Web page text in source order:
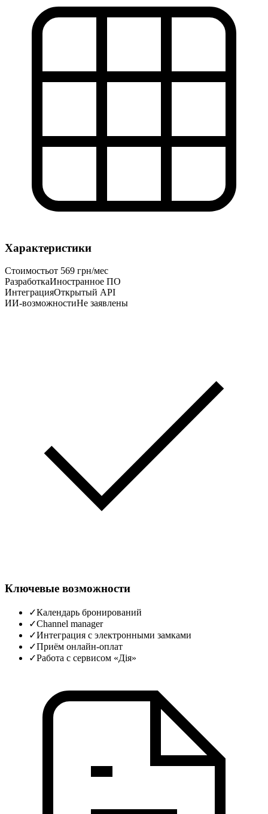
Характеристики
Стоимостьот 569 грн/мес
РазработкаИностранное ПО
ИнтеграцияОткрытый API
ИИ-возможностиНе заявлены
Ключевые возможности
✓Календарь бронирований
✓Channel manager
✓Интеграция с электронными замками
✓Приём онлайн‑оплат
✓Работа с сервисом «Дія»